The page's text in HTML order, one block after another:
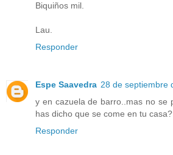
Biquiños mil.
Lau.
Responder
Espe Saavedra 28 de septiembre
y en cazuela de barro..mas no se
has dicho que se come en tu casa?
Responder